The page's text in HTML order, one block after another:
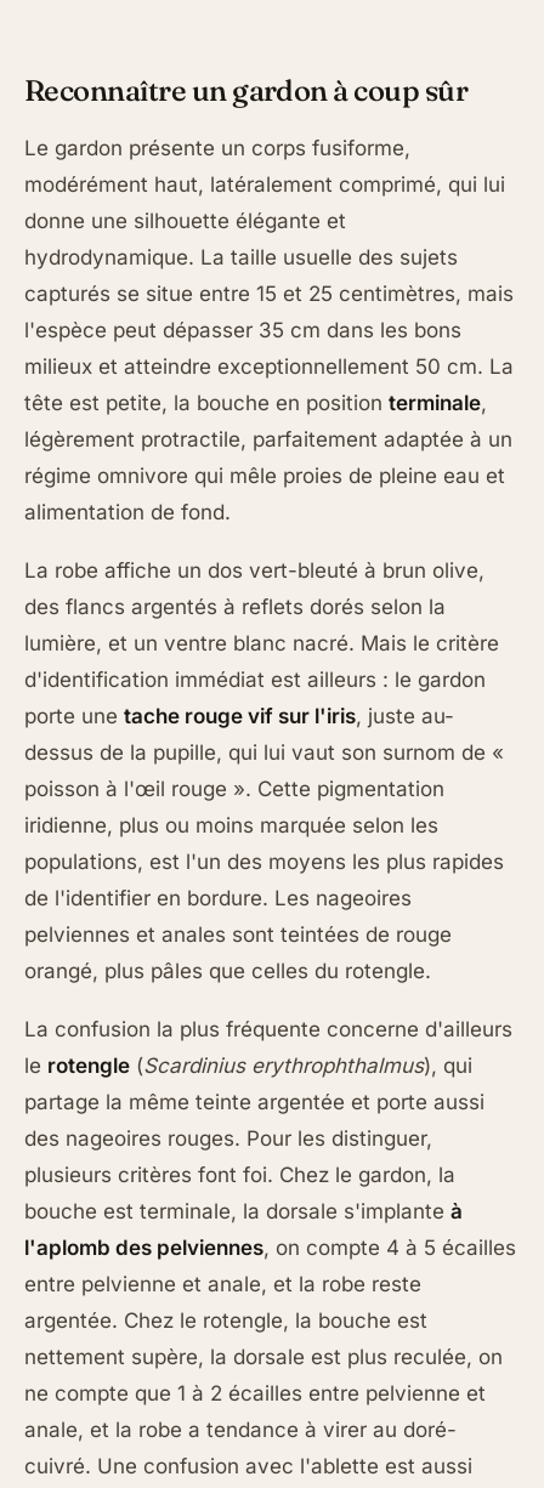
Reconnaître un gardon à coup sûr
Le gardon présente un corps fusiforme,
modérément haut, latéralement comprimé, qui lui
donne une silhouette élégante et
hydrodynamique. La taille usuelle des sujets
capturés se situe entre 15 et 25 centimètres, mais
l'espèce peut dépasser 35 cm dans les bons
milieux et atteindre exceptionnellement 50 cm. La
tête est petite, la bouche en position terminale,
légèrement protractile, parfaitement adaptée à un
régime omnivore qui mêle proies de pleine eau et
alimentation de fond.
La robe affiche un dos vert-bleuté à brun olive,
des flancs argentés à reflets dorés selon la
lumière, et un ventre blanc nacré. Mais le critère
d'identification immédiat est ailleurs : le gardon
porte une tache rouge vif sur l'iris, juste au-
dessus de la pupille, qui lui vaut son surnom de «
poisson à l'œil rouge ». Cette pigmentation
iridienne, plus ou moins marquée selon les
populations, est l'un des moyens les plus rapides
de l'identifier en bordure. Les nageoires
pelviennes et anales sont teintées de rouge
orangé, plus pâles que celles du rotengle.
La confusion la plus fréquente concerne d'ailleurs
le rotengle (Scardinius erythrophthalmus), qui
partage la même teinte argentée et porte aussi
des nageoires rouges. Pour les distinguer,
plusieurs critères font foi. Chez le gardon, la
bouche est terminale, la dorsale s'implante à
l'aplomb des pelviennes, on compte 4 à 5 écailles
entre pelvienne et anale, et la robe reste
argentée. Chez le rotengle, la bouche est
nettement supère, la dorsale est plus reculée, on
ne compte que 1 à 2 écailles entre pelvienne et
anale, et la robe a tendance à virer au doré-
cuivré. Une confusion avec l'ablette est aussi